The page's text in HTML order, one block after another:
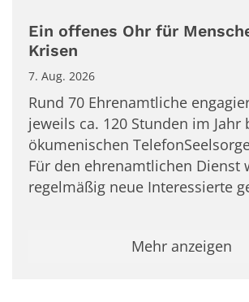
Ein offenes Ohr für
Krisen
7. Aug. 2026
Rund 70 Ehrenamtliche
jeweils ca. 120 Stunden im Jahr
ökumenischen
Für den ehrenamtlichen Dienst
regelmäßig neue Interessierte
Mehr anzeigen